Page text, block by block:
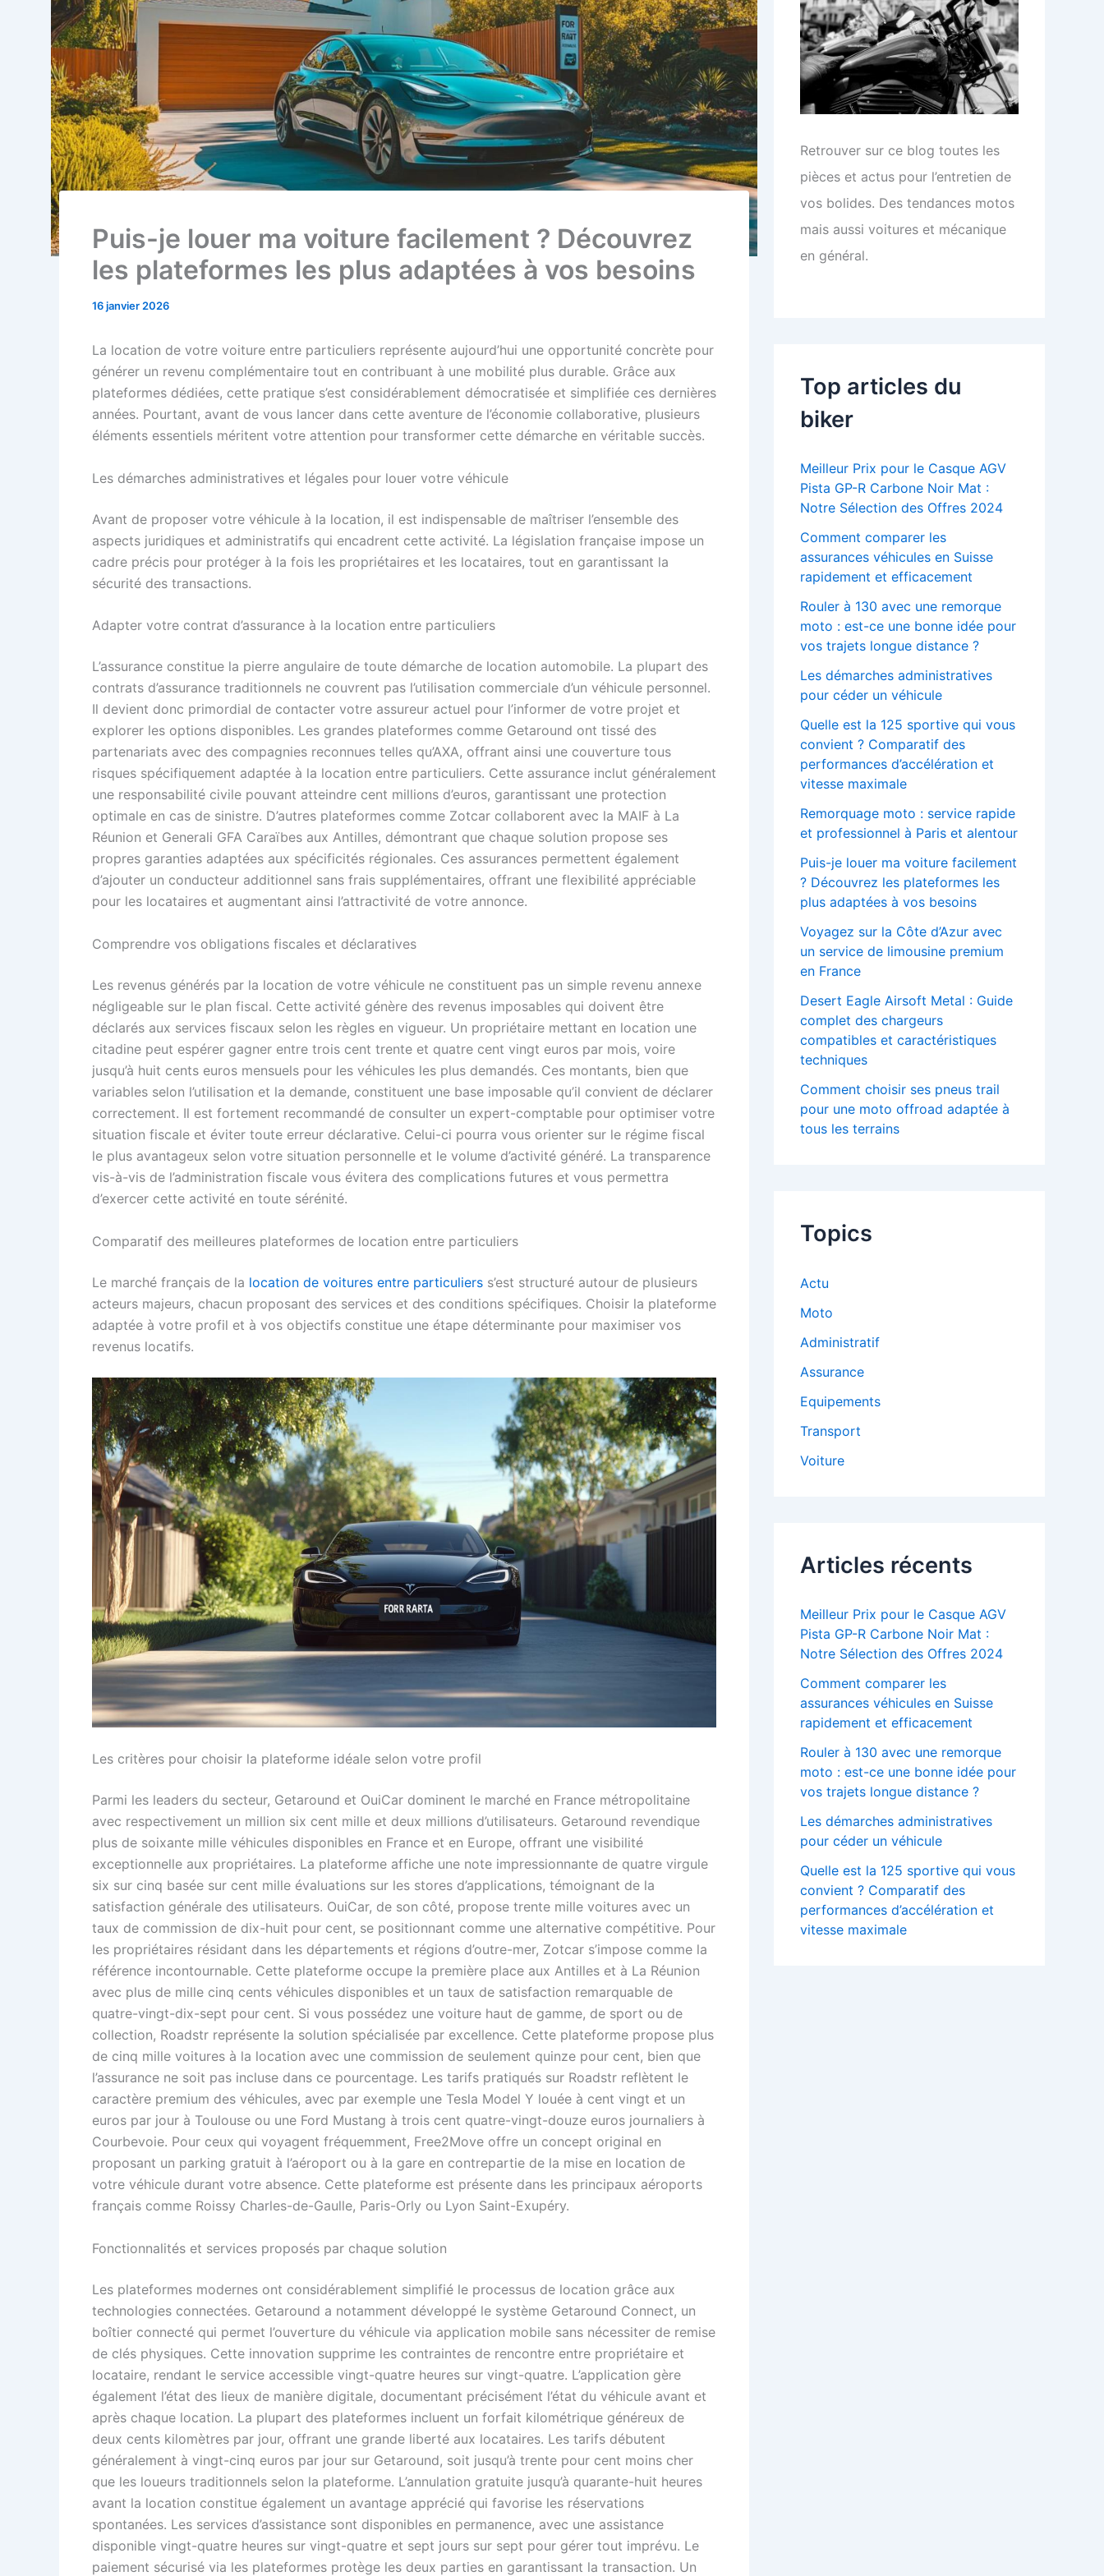
Puis-je louer ma voiture facilement ? Découvrez
les plateformes les plus adaptées à vos besoins
16 janvier 2026
La location de votre voiture entre particuliers représente aujourd’hui une opportunité concrète pour
générer un revenu complémentaire tout en contribuant à une mobilité plus durable. Grâce aux
plateformes dédiées, cette pratique s’est considérablement démocratisée et simplifiée ces dernières
années. Pourtant, avant de vous lancer dans cette aventure de l’économie collaborative, plusieurs
éléments essentiels méritent votre attention pour transformer cette démarche en véritable succès.
Les démarches administratives et légales pour louer votre véhicule
Avant de proposer votre véhicule à la location, il est indispensable de maîtriser l’ensemble des
aspects juridiques et administratifs qui encadrent cette activité. La législation française impose un
cadre précis pour protéger à la fois les propriétaires et les locataires, tout en garantissant la
sécurité des transactions.
Adapter votre contrat d’assurance à la location entre particuliers
L’assurance constitue la pierre angulaire de toute démarche de location automobile. La plupart des
contrats d’assurance traditionnels ne couvrent pas l’utilisation commerciale d’un véhicule personnel.
Il devient donc primordial de contacter votre assureur actuel pour l’informer de votre projet et
explorer les options disponibles. Les grandes plateformes comme Getaround ont tissé des
partenariats avec des compagnies reconnues telles qu’AXA, offrant ainsi une couverture tous
risques spécifiquement adaptée à la location entre particuliers. Cette assurance inclut généralement
une responsabilité civile pouvant atteindre cent millions d’euros, garantissant une protection
optimale en cas de sinistre. D’autres plateformes comme Zotcar collaborent avec la MAIF à La
Réunion et Generali GFA Caraïbes aux Antilles, démontrant que chaque solution propose ses
propres garanties adaptées aux spécificités régionales. Ces assurances permettent également
d’ajouter un conducteur additionnel sans frais supplémentaires, offrant une flexibilité appréciable
pour les locataires et augmentant ainsi l’attractivité de votre annonce.
Comprendre vos obligations fiscales et déclaratives
Les revenus générés par la location de votre véhicule ne constituent pas un simple revenu annexe
négligeable sur le plan fiscal. Cette activité génère des revenus imposables qui doivent être
déclarés aux services fiscaux selon les règles en vigueur. Un propriétaire mettant en location une
citadine peut espérer gagner entre trois cent trente et quatre cent vingt euros par mois, voire
jusqu’à huit cents euros mensuels pour les véhicules les plus demandés. Ces montants, bien que
variables selon l’utilisation et la demande, constituent une base imposable qu’il convient de déclarer
correctement. Il est fortement recommandé de consulter un expert-comptable pour optimiser votre
situation fiscale et éviter toute erreur déclarative. Celui-ci pourra vous orienter sur le régime fiscal
le plus avantageux selon votre situation personnelle et le volume d’activité généré. La transparence
vis-à-vis de l’administration fiscale vous évitera des complications futures et vous permettra
d’exercer cette activité en toute sérénité.
Comparatif des meilleures plateformes de location entre particuliers
Le marché français de la location de voitures entre particuliers s’est structuré autour de plusieurs
acteurs majeurs, chacun proposant des services et des conditions spécifiques. Choisir la plateforme
adaptée à votre profil et à vos objectifs constitue une étape déterminante pour maximiser vos
revenus locatifs.
Les critères pour choisir la plateforme idéale selon votre profil
Parmi les leaders du secteur, Getaround et OuiCar dominent le marché en France métropolitaine
avec respectivement un million six cent mille et deux millions d’utilisateurs. Getaround revendique
plus de soixante mille véhicules disponibles en France et en Europe, offrant une visibilité
exceptionnelle aux propriétaires. La plateforme affiche une note impressionnante de quatre virgule
six sur cinq basée sur cent mille évaluations sur les stores d’applications, témoignant de la
satisfaction générale des utilisateurs. OuiCar, de son côté, propose trente mille voitures avec un
taux de commission de dix-huit pour cent, se positionnant comme une alternative compétitive. Pour
les propriétaires résidant dans les départements et régions d’outre-mer, Zotcar s’impose comme la
référence incontournable. Cette plateforme occupe la première place aux Antilles et à La Réunion
avec plus de mille cinq cents véhicules disponibles et un taux de satisfaction remarquable de
quatre-vingt-dix-sept pour cent. Si vous possédez une voiture haut de gamme, de sport ou de
collection, Roadstr représente la solution spécialisée par excellence. Cette plateforme propose plus
de cinq mille voitures à la location avec une commission de seulement quinze pour cent, bien que
l’assurance ne soit pas incluse dans ce pourcentage. Les tarifs pratiqués sur Roadstr reflètent le
caractère premium des véhicules, avec par exemple une Tesla Model Y louée à cent vingt et un
euros par jour à Toulouse ou une Ford Mustang à trois cent quatre-vingt-douze euros journaliers à
Courbevoie. Pour ceux qui voyagent fréquemment, Free2Move offre un concept original en
proposant un parking gratuit à l’aéroport ou à la gare en contrepartie de la mise en location de
votre véhicule durant votre absence. Cette plateforme est présente dans les principaux aéroports
français comme Roissy Charles-de-Gaulle, Paris-Orly ou Lyon Saint-Exupéry.
Fonctionnalités et services proposés par chaque solution
Les plateformes modernes ont considérablement simplifié le processus de location grâce aux
technologies connectées. Getaround a notamment développé le système Getaround Connect, un
boîtier connecté qui permet l’ouverture du véhicule via application mobile sans nécessiter de remise
de clés physiques. Cette innovation supprime les contraintes de rencontre entre propriétaire et
locataire, rendant le service accessible vingt-quatre heures sur vingt-quatre. L’application gère
également l’état des lieux de manière digitale, documentant précisément l’état du véhicule avant et
après chaque location. La plupart des plateformes incluent un forfait kilométrique généreux de
deux cents kilomètres par jour, offrant une grande liberté aux locataires. Les tarifs débutent
généralement à vingt-cinq euros par jour sur Getaround, soit jusqu’à trente pour cent moins cher
que les loueurs traditionnels selon la plateforme. L’annulation gratuite jusqu’à quarante-huit heures
avant la location constitue également un avantage apprécié qui favorise les réservations
spontanées. Les services d’assistance sont disponibles en permanence, avec une assistance
disponible vingt-quatre heures sur vingt-quatre et sept jours sur sept pour gérer tout imprévu. Le
paiement sécurisé via les plateformes protège les deux parties en garantissant la transaction. Un
Retrouver sur ce blog toutes les
pièces et actus pour l’entretien de
vos bolides. Des tendances motos
mais aussi voitures et mécanique
en général.
Top articles du
biker
Meilleur Prix pour le Casque AGV
Pista GP-R Carbone Noir Mat :
Notre Sélection des Offres 2024
Comment comparer les
assurances véhicules en Suisse
rapidement et efficacement
Rouler à 130 avec une remorque
moto : est-ce une bonne idée pour
vos trajets longue distance ?
Les démarches administratives
pour céder un véhicule
Quelle est la 125 sportive qui vous
convient ? Comparatif des
performances d’accélération et
vitesse maximale
Remorquage moto : service rapide
et professionnel à Paris et alentour
Puis-je louer ma voiture facilement
? Découvrez les plateformes les
plus adaptées à vos besoins
Voyagez sur la Côte d’Azur avec
un service de limousine premium
en France
Desert Eagle Airsoft Metal : Guide
complet des chargeurs
compatibles et caractéristiques
techniques
Comment choisir ses pneus trail
pour une moto offroad adaptée à
tous les terrains
Topics
Actu
Moto
Administratif
Assurance
Equipements
Transport
Voiture
Articles récents
Meilleur Prix pour le Casque AGV
Pista GP-R Carbone Noir Mat :
Notre Sélection des Offres 2024
Comment comparer les
assurances véhicules en Suisse
rapidement et efficacement
Rouler à 130 avec une remorque
moto : est-ce une bonne idée pour
vos trajets longue distance ?
Les démarches administratives
pour céder un véhicule
Quelle est la 125 sportive qui vous
convient ? Comparatif des
performances d’accélération et
vitesse maximale